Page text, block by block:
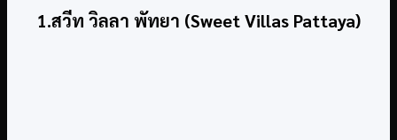
1.สวีท วิลลา พัทยา (Sweet Villas Pattaya)